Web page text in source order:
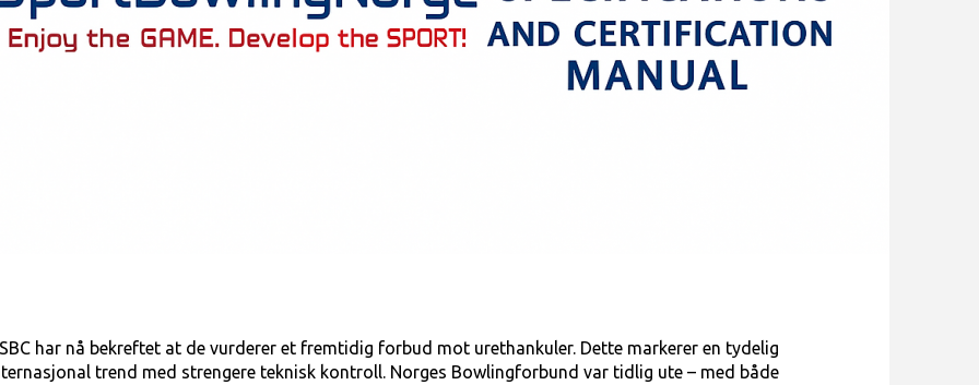
har nå bekreftet at de vurderer et fremtidig forbud mot urethankuler. Dette markerer en tydelig
trend med strengere teknisk kontroll. Norges Bowlingforbund var tidlig ute – med både